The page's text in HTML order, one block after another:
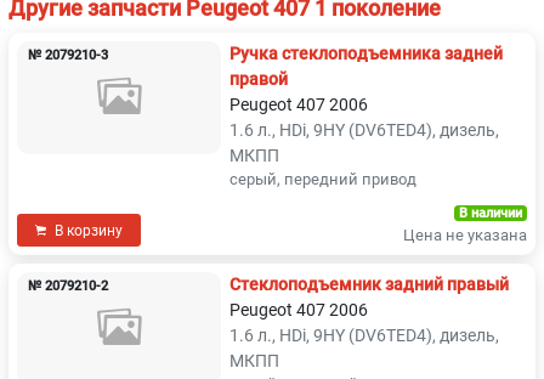
Другие запчасти Peugeot 407 1 поколение
№ 2079210-3
Ручка стеклоподъемника задней
правой
Peugeot 407 2006
1.6 л., HDi, 9HY (DV6TED4), дизель,
МКПП
серый, передний привод
В корзину
В наличии
Цена не указана
№ 2079210-2
Стеклоподъемник задний правый
Peugeot 407 2006
1.6 л., HDi, 9HY (DV6TED4), дизель,
МКПП